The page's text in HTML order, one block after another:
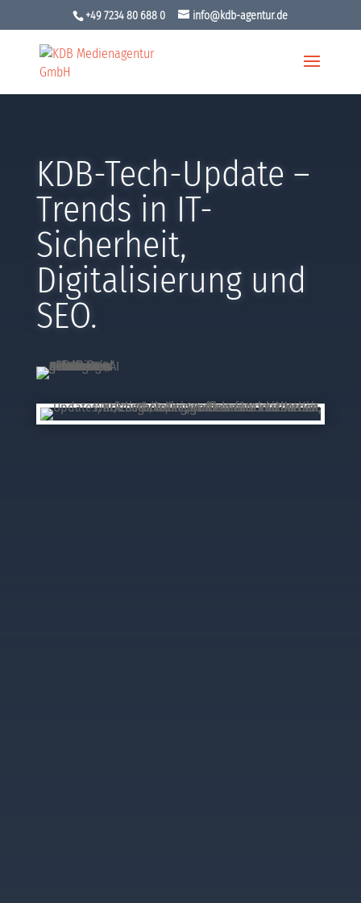
+49 7234 80 688 0 info@kdb-agentur.de
KDB-Tech-Update –
Trends in IT-
Sicherheit,
Digitalisierung und
SEO.